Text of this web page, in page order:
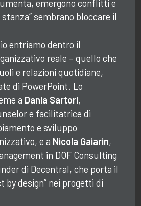
emergono conflitti e
sembrano bloccare il
entriamo dentro il
reale – quello che
e relazioni quotidiane,
di PowerPoint. Lo
a Dania Sartori,
e facilitatrice di
e sviluppo
e a Nicola Gaiarin,
in DOF Consulting
di Decentral, che porta il
by design” nei progetti di